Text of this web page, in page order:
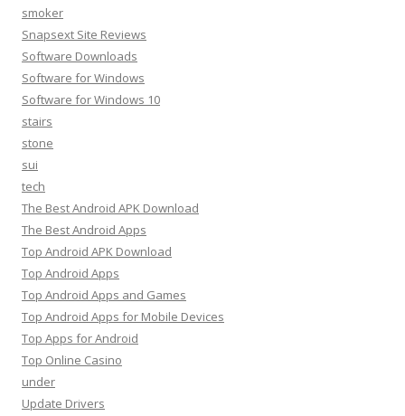
smoker
Snapsext Site Reviews
Software Downloads
Software for Windows
Software for Windows 10
stairs
stone
sui
tech
The Best Android APK Download
The Best Android Apps
Top Android APK Download
Top Android Apps
Top Android Apps and Games
Top Android Apps for Mobile Devices
Top Apps for Android
Top Online Casino
under
Update Drivers